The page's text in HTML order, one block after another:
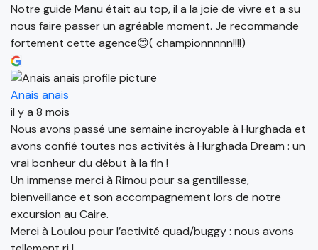
Notre guide Manu était au top, il a la joie de vivre et a su
nous faire passer un agréable moment. Je recommande
fortement cette agence😊( championnnnn!!!!)
Anais anais
il y a 8 mois
Nous avons passé une semaine incroyable à Hurghada et
avons confié toutes nos activités à Hurghada Dream : un
vrai bonheur du début à la fin !
Un immense merci à Rimou pour sa gentillesse,
bienveillance et son accompagnement lors de notre
excursion au Caire.
Merci à Loulou pour l’activité quad/buggy : nous avons